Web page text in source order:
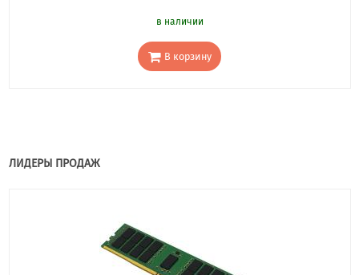
в наличии
В корзину
ЛИДЕРЫ ПРОДАЖ